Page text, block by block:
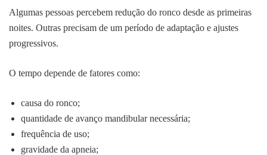
Algumas pessoas percebem redução do ronco desde as primeiras
noites. Outras precisam de um período de adaptação e ajustes
progressivos.
O tempo depende de fatores como:
causa do ronco;
quantidade de avanço mandibular necessária;
frequência de uso;
gravidade da apneia;